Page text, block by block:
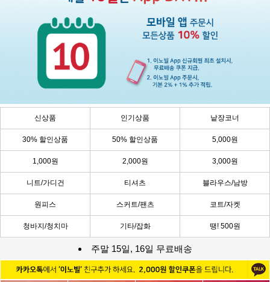
신상품 인기상품 낱장코너
30% 할인상품 50% 할인상품 5,000원
1,000원 2,000원 3,000원
니트/가디건 티셔츠 블라우스/남방
원피스 스커트/팬츠 코트/자켓
청바지/청치마 기타/잡화 땡! 500원
주말 15일, 16일 무료배송